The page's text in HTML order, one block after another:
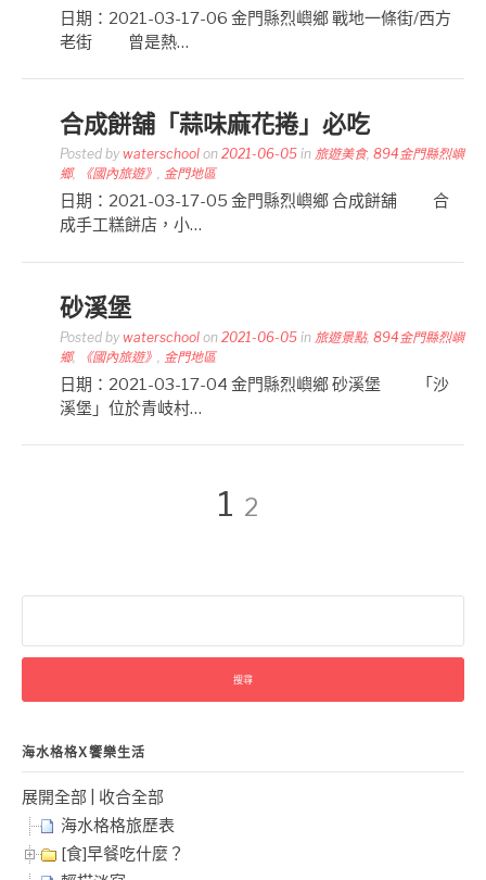
日期：2021-03-17-06 金門縣烈嶼鄉 戰地一條街/西方
老街 曾是熱…
合成餅舖「蒜味麻花捲」必吃
Posted by waterschool on 2021-06-05 in 旅遊美食, 894金門縣烈嶼
鄉, 《國內旅遊》 , 金門地區
日期：2021-03-17-05 金門縣烈嶼鄉 合成餅舖 合
成手工糕餅店，小…
砂溪堡
Posted by waterschool on 2021-06-05 in 旅遊景點, 894金門縣烈嶼
鄉, 《國內旅遊》 金門地區
日期：2021-03-17-04 金門縣烈嶼鄉 砂溪堡 「沙
溪堡」位於青岐村…
章
分
頁
Page
1 Page
2
關
字:
海水格格X饗樂生活
展開全部
收合全部
海水格格旅歷表
[食]早餐吃什麼？